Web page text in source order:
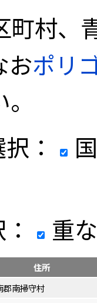
町村、
おポリ
：
重
住所
郡南掃守村